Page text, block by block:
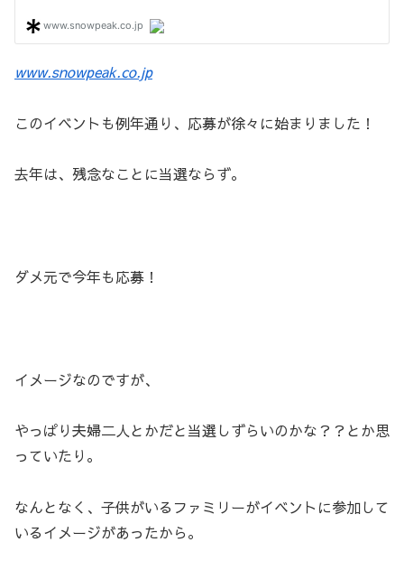
www.snowpeak.co.jp
このイベントも例年通り、応募が徐々に始まりました！
去年は、残念なことに当選ならず。
ダメ元で今年も応募！
イメージなのですが、
やっぱり夫婦二人とかだと当選しずらいのかな？？とか思
っていたり。
なんとなく、子供がいるファミリーがイベントに参加して
いるイメージがあったから。